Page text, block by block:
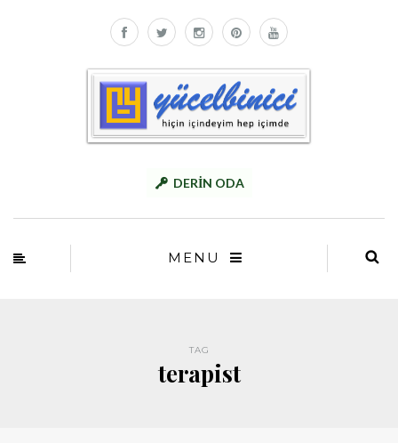
DERİN ODA
MENU
TAG
terapist